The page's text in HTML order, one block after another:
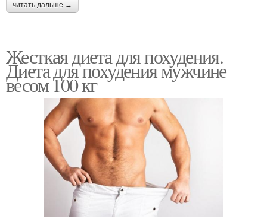
читать дальше →
Жесткая диета для похудения.
Диета для похудения мужчине
весом 100 кг